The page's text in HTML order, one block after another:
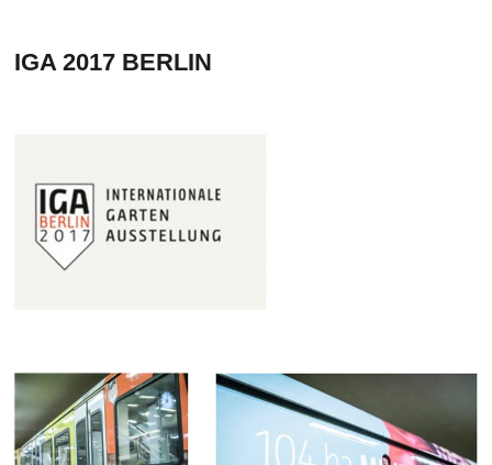
IGA 2017 BERLIN